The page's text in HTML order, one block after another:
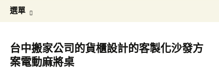
選單
容
鍵
字:
台中搬家公司的貨櫃設計的客製化沙發方
案電動麻將桌